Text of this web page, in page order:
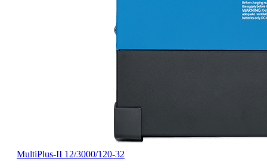
MultiPlus-II 12/3000/120-32